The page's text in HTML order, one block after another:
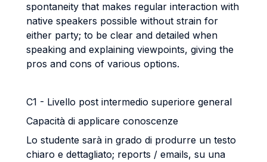
spontaneity that makes regular interaction with
native speakers possible without strain for
either party; to be clear and detailed when
speaking and explaining viewpoints, giving the
pros and cons of various options.
C1 - Livello post intermedio superiore general
Capacità di applicare conoscenze
Lo studente sarà in grado di produrre un testo
chiaro e dettagliato; reports / emails, su una